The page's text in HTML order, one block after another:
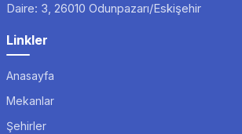
Daire: 3, 26010 Odunpazarı/Eskişehir
Linkler
Anasayfa
Mekanlar
Şehirler